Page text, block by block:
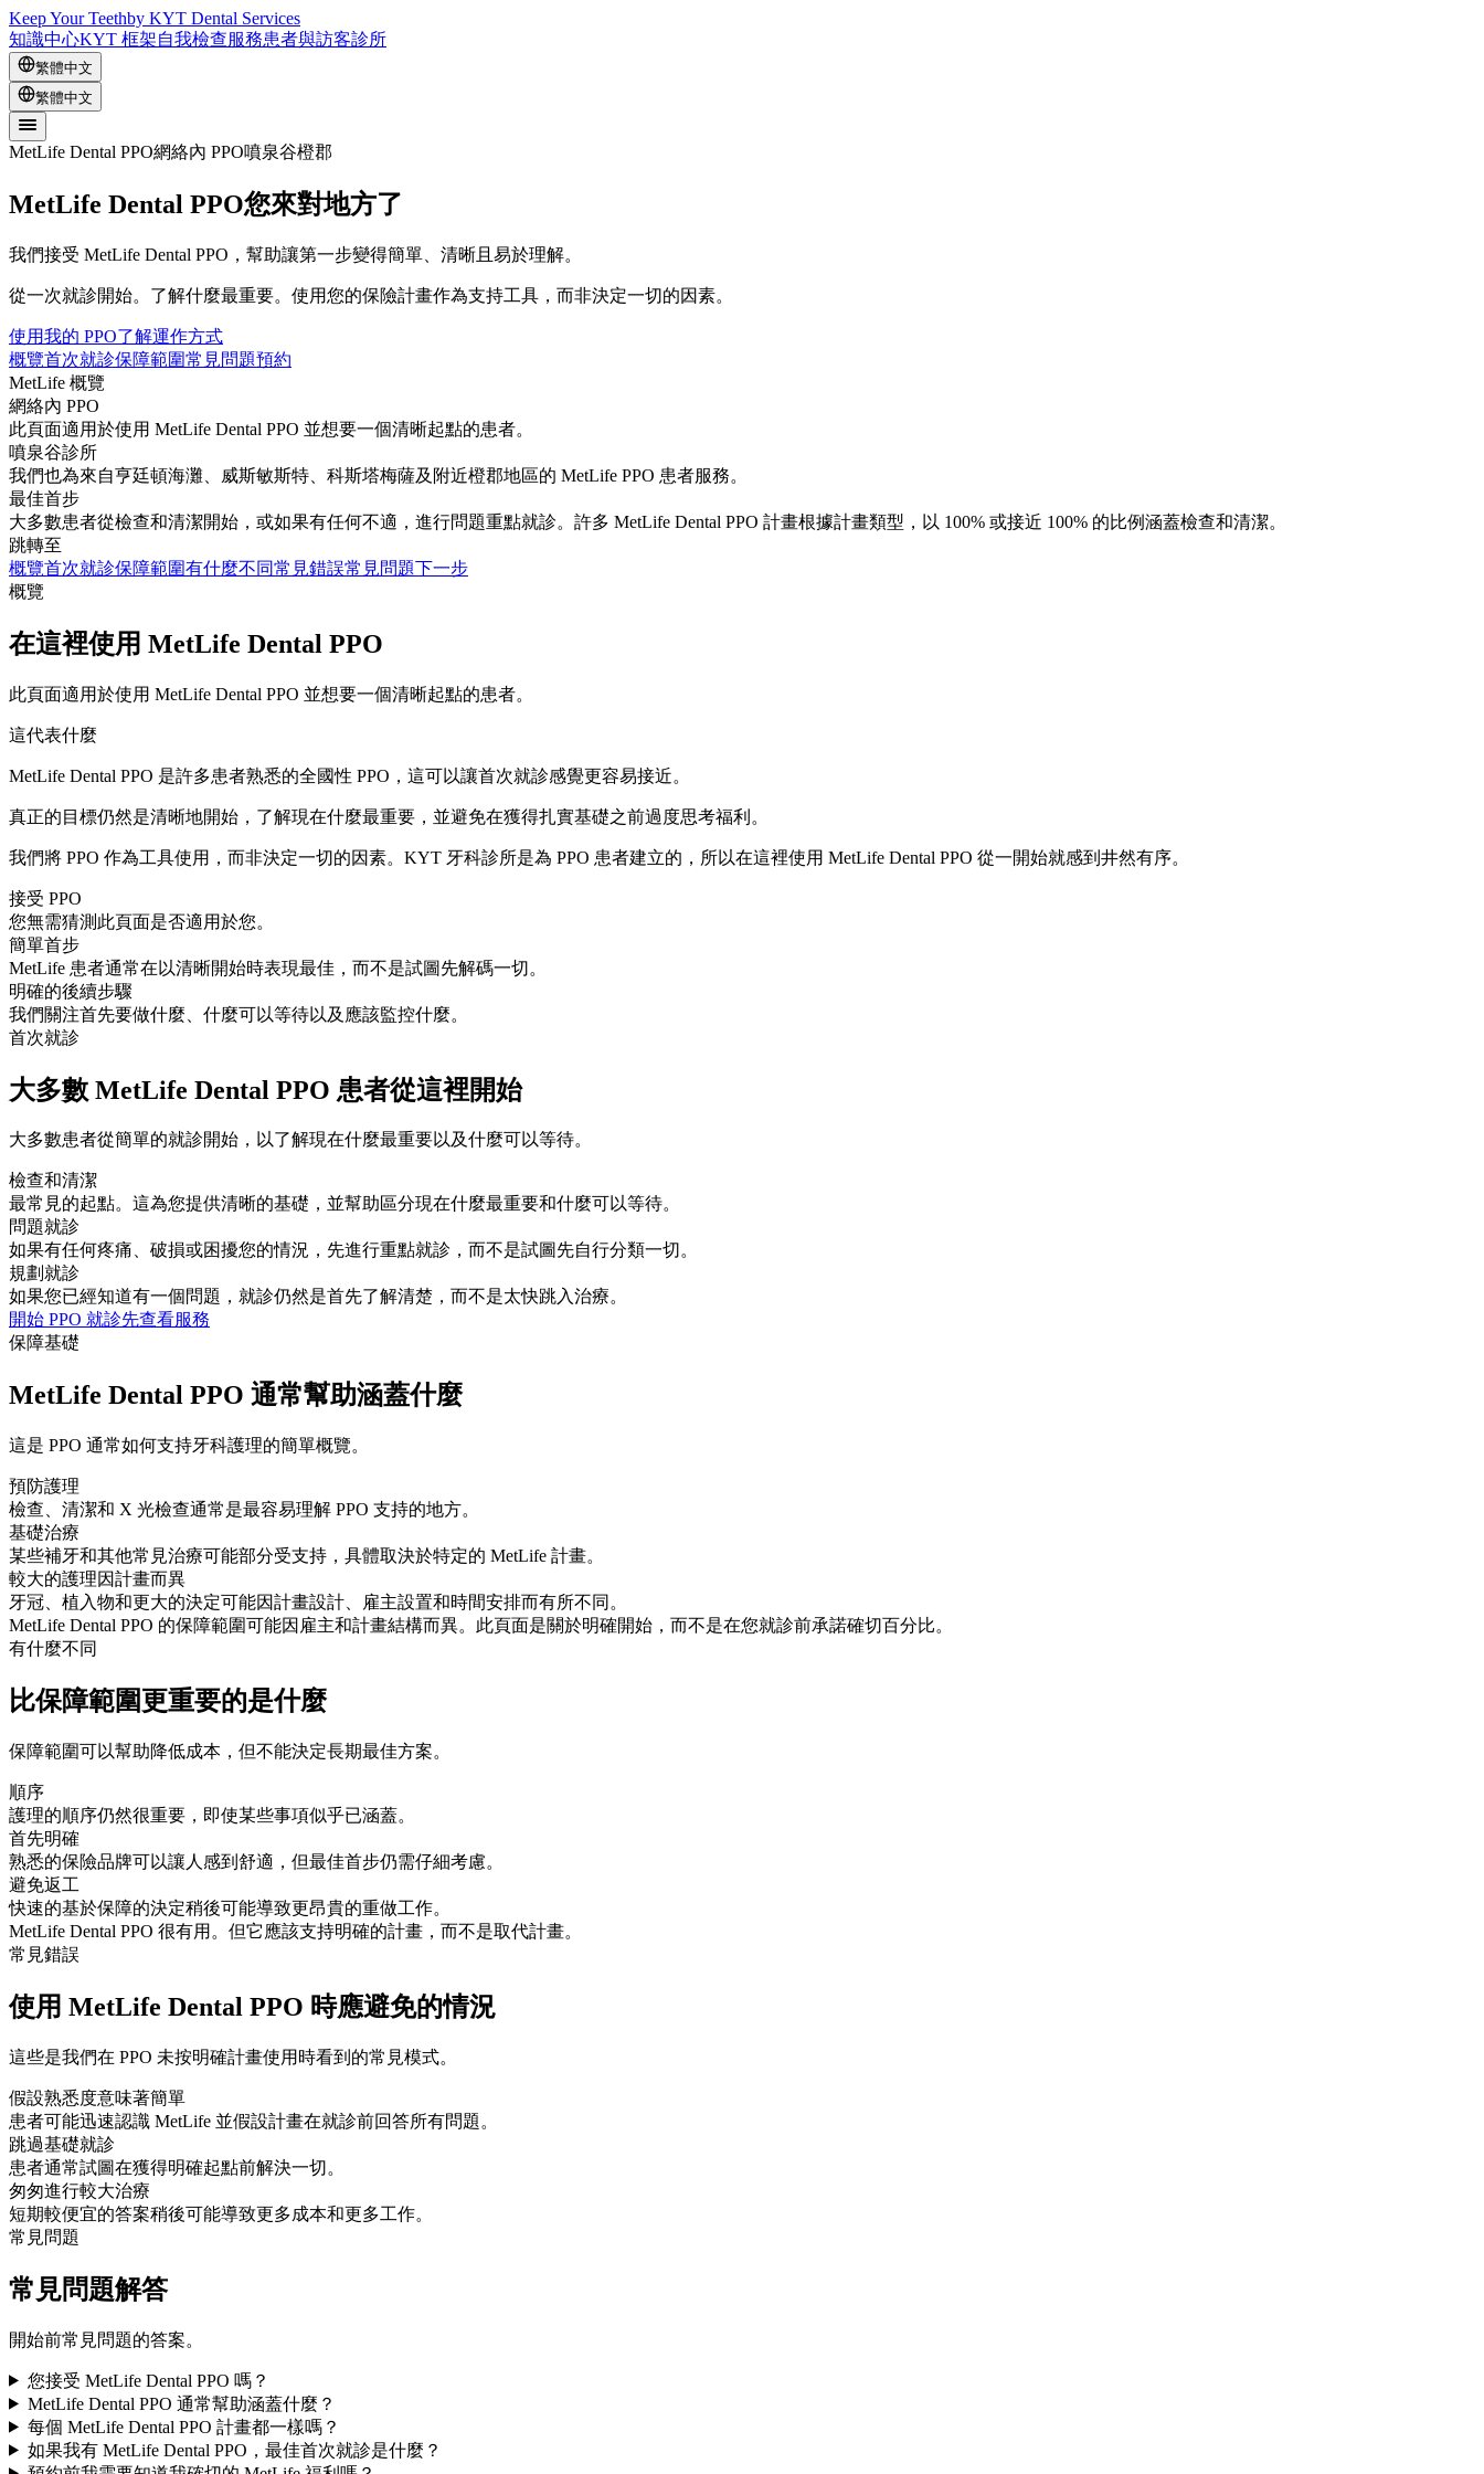
Keep Your Teethby KYT Dental Services
知識中心KYT 框架自我檢查服務患者與訪客診所
繁體中文
繁體中文
MetLife Dental PPO網絡內 PPO噴泉谷橙郡
MetLife Dental PPO您來對地方了
我們接受 MetLife Dental PPO，幫助讓第一步變得簡單、清晰且易於理解。
從一次就診開始。了解什麼最重要。使用您的保險計畫作為支持工具，而非決定一切的因素。
使用我的 PPO了解運作方式
概覽首次就診保障範圍常見問題預約
MetLife 概覽
網絡內 PPO
此頁面適用於使用 MetLife Dental PPO 並想要一個清晰起點的患者。
噴泉谷診所
我們也為來自亨廷頓海灘、威斯敏斯特、科斯塔梅薩及附近橙郡地區的 MetLife PPO 患者服務。
最佳首步
大多數患者從檢查和清潔開始，或如果有任何不適，進行問題重點就診。許多 MetLife Dental PPO 計畫根據計畫類型，以 100% 或接近 100% 的比例涵蓋檢查和清潔。
跳轉至
概覽首次就診保障範圍有什麼不同常見錯誤常見問題下一步
概覽
在這裡使用 MetLife Dental PPO
此頁面適用於使用 MetLife Dental PPO 並想要一個清晰起點的患者。
這代表什麼
MetLife Dental PPO 是許多患者熟悉的全國性 PPO，這可以讓首次就診感覺更容易接近。
真正的目標仍然是清晰地開始，了解現在什麼最重要，並避免在獲得扎實基礎之前過度思考福利。
我們將 PPO 作為工具使用，而非決定一切的因素。KYT 牙科診所是為 PPO 患者建立的，所以在這裡使用 MetLife Dental PPO 從一開始就感到井然有序。
接受 PPO
您無需猜測此頁面是否適用於您。
簡單首步
MetLife 患者通常在以清晰開始時表現最佳，而不是試圖先解碼一切。
明確的後續步驟
我們關注首先要做什麼、什麼可以等待以及應該監控什麼。
首次就診
大多數 MetLife Dental PPO 患者從這裡開始
大多數患者從簡單的就診開始，以了解現在什麼最重要以及什麼可以等待。
檢查和清潔
最常見的起點。這為您提供清晰的基礎，並幫助區分現在什麼最重要和什麼可以等待。
問題就診
如果有任何疼痛、破損或困擾您的情況，先進行重點就診，而不是試圖先自行分類一切。
規劃就診
如果您已經知道有一個問題，就診仍然是首先了解清楚，而不是太快跳入治療。
開始 PPO 就診先查看服務
保障基礎
MetLife Dental PPO 通常幫助涵蓋什麼
這是 PPO 通常如何支持牙科護理的簡單概覽。
預防護理
檢查、清潔和 X 光檢查通常是最容易理解 PPO 支持的地方。
基礎治療
某些補牙和其他常見治療可能部分受支持，具體取決於特定的 MetLife 計畫。
較大的護理因計畫而異
牙冠、植入物和更大的決定可能因計畫設計、雇主設置和時間安排而有所不同。
MetLife Dental PPO 的保障範圍可能因雇主和計畫結構而異。此頁面是關於明確開始，而不是在您就診前承諾確切百分比。
有什麼不同
比保障範圍更重要的是什麼
保障範圍可以幫助降低成本，但不能決定長期最佳方案。
順序
護理的順序仍然很重要，即使某些事項似乎已涵蓋。
首先明確
熟悉的保險品牌可以讓人感到舒適，但最佳首步仍需仔細考慮。
避免返工
快速的基於保障的決定稍後可能導致更昂貴的重做工作。
MetLife Dental PPO 很有用。但它應該支持明確的計畫，而不是取代計畫。
常見錯誤
使用 MetLife Dental PPO 時應避免的情況
這些是我們在 PPO 未按明確計畫使用時看到的常見模式。
假設熟悉度意味著簡單
患者可能迅速認識 MetLife 並假設計畫在就診前回答所有問題。
跳過基礎就診
患者通常試圖在獲得明確起點前解決一切。
匆匆進行較大治療
短期較便宜的答案稍後可能導致更多成本和更多工作。
常見問題
常見問題解答
開始前常見問題的答案。
您接受 MetLife Dental PPO 嗎？
MetLife Dental PPO 通常幫助涵蓋什麼？
每個 MetLife Dental PPO 計畫都一樣嗎？
如果我有 MetLife Dental PPO，最佳首次就診是什麼？